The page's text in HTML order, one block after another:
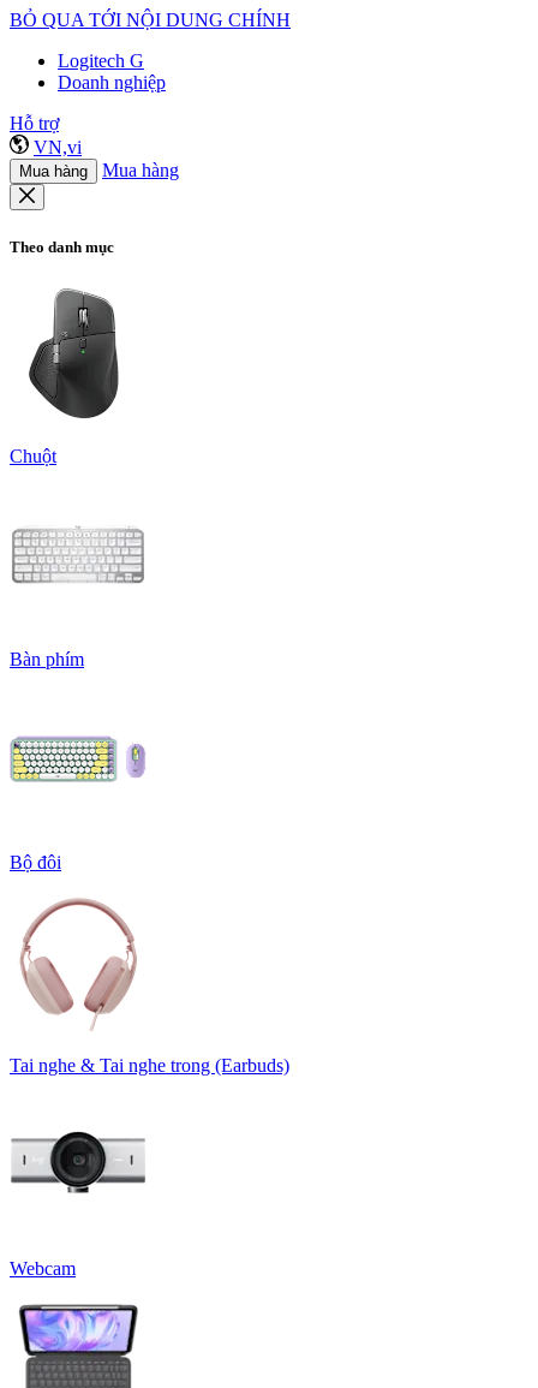
BỎ QUA TỚI NỘI DUNG CHÍNH
Logitech G
Doanh nghiệp
Hỗ trợ
VN,vi
Mua hàng Mua hàng
Theo danh mục
Chuột
Bàn phím
Bộ đôi
Tai nghe & Tai nghe trong (Earbuds)
Webcam